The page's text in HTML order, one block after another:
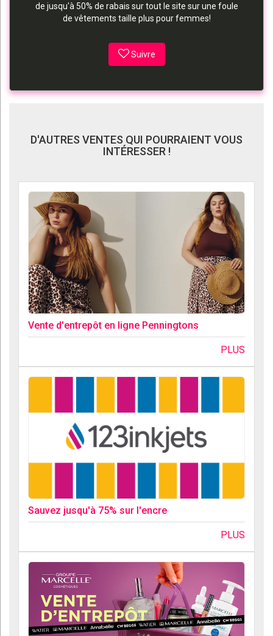
de jusqu'à 50% de rabais sur tout le site sur une foule
de vêtements taille plus pour femmes!
Suivre
D'AUTRES VENTES QUI POURRAIENT VOUS
INTÉRESSER !
Vente d'entrepôt en ligne Penningtons
PLUS
Sauvez jusqu'à 75% sur l'encre
PLUS